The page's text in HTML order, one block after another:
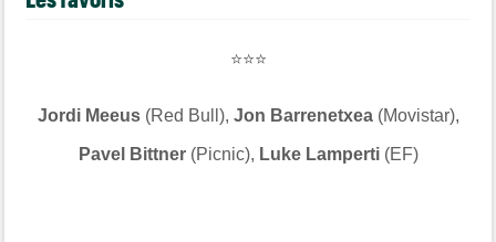
⭐⭐⭐
Jordi Meeus(Red Bull), Jon Barrenetxea(Movistar),
Pavel Bittner(Picnic), Luke Lamperti(EF)